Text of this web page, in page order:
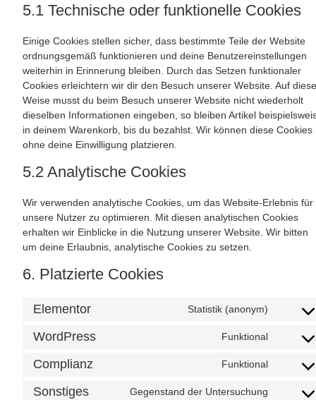
5.1 Technische oder funktionelle Cookies
Einige Cookies stellen sicher, dass bestimmte Teile der Website
ordnungsgemäß funktionieren und deine Benutzereinstellungen
weiterhin in Erinnerung bleiben. Durch das Setzen funktionaler
Cookies erleichtern wir dir den Besuch unserer Website. Auf
Weise musst du beim Besuch unserer Website nicht wiederholt
dieselben Informationen eingeben, so bleiben Artikel
in deinem Warenkorb, bis du bezahlst. Wir können diese Cookies
ohne deine Einwilligung platzieren.
5.2 Analytische Cookies
Wir verwenden analytische Cookies, um das Website-Erlebnis für
unsere Nutzer zu optimieren. Mit diesen analytischen Cookies
erhalten wir Einblicke in die Nutzung unserer Website. Wir bitten
um deine Erlaubnis, analytische Cookies zu setzen.
6. Platzierte Cookies
Elementor Statistik (anonym)
WordPress Funktional
Complianz Funktional
Sonstiges Gegenstand der Untersuchung